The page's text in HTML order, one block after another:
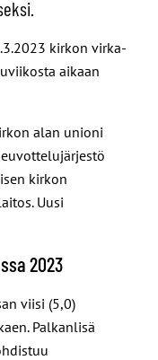
kirkon virka-
aikaan
alan unioni
kirkon
Uusi
2023
viisi (5,0)
Palkanlisä